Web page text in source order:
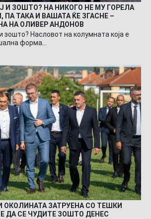
И ЗОШТО? НА НИКОГО НЕ МУ ГОРЕЛА
ПА ТАКА И ВАШАТА ЌЕ ЗГАСНЕ –
НА ОЛИВЕР АНДОНОВ
Насловот на колумната која е
форма…
ОКОЛИНАТА ЗАТРУЕНА СО ТЕШКИ
ДА СЕ ЧУДИТЕ ЗОШТО ДЕНЕС